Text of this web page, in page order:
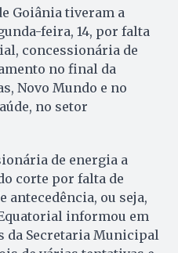
Goiânia tiveram a
feira, 14, por falta
concessionária de
no final da
Novo Mundo e no
no setor
de energia a
corte por falta de
antecedência, ou seja,
informou em
da Secretaria Municipal